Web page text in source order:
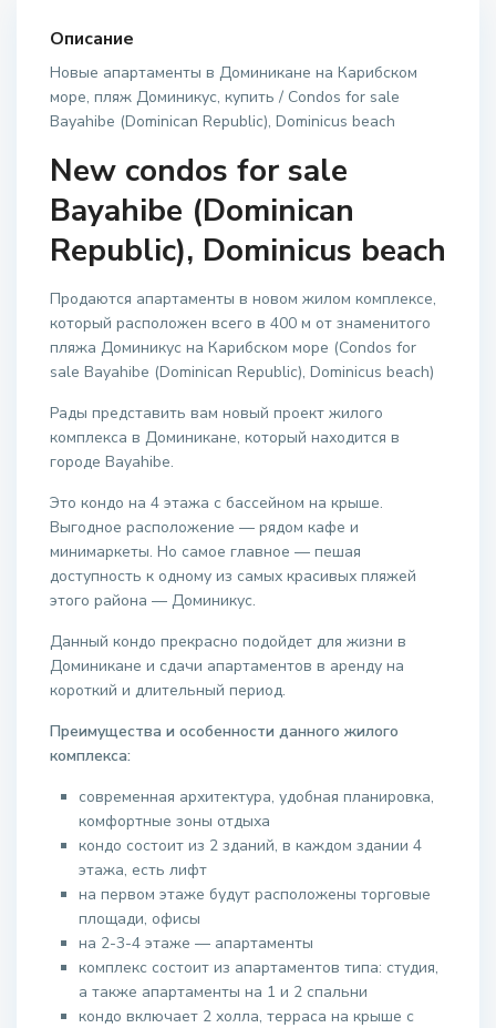
Описание
Новые апартаменты в Доминикане на Карибском
море, пляж Доминикус, купить / Condos for sale
Bayahibe (Dominican Republic), Dominicus beach
New сondos for sale
Bayahibe (Dominican
Republic), Dominicus beach
Продаются апартаменты в новом жилом комплексе,
который расположен всего в 400 м от знаменитого
пляжа Доминикус на Карибском море (Condos for
sale Bayahibe (Dominican Republic), Dominicus beach)
Рады представить вам новый проект жилого
комплекса в Доминикане, который находится в
городе Bayahibe.
Это кондо на 4 этажа с бассейном на крыше.
Выгодное расположение — рядом кафе и
минимаркеты. Но самое главное — пешая
доступность к одному из самых красивых пляжей
этого района — Доминикус.
Данный кондо прекрасно подойдет для жизни в
Доминикане и сдачи апартаментов в аренду на
короткий и длительный период.
Преимущества и особенности данного жилого
комплекса:
современная архитектура, удобная планировка,
комфортные зоны отдыха
кондо состоит из 2 зданий, в каждом здании 4
этажа, есть лифт
на первом этаже будут расположены торговые
площади, офисы
на 2-3-4 этаже — апартаменты
комплекс состоит из апартаментов типа: студия,
а также апартаменты на 1 и 2 спальни
кондо включает 2 холла, терраса на крыше с